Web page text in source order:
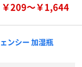
￥209～￥1,644
ンシー 加湿瓶